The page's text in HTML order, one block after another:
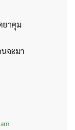
ยาคุม
จะมา